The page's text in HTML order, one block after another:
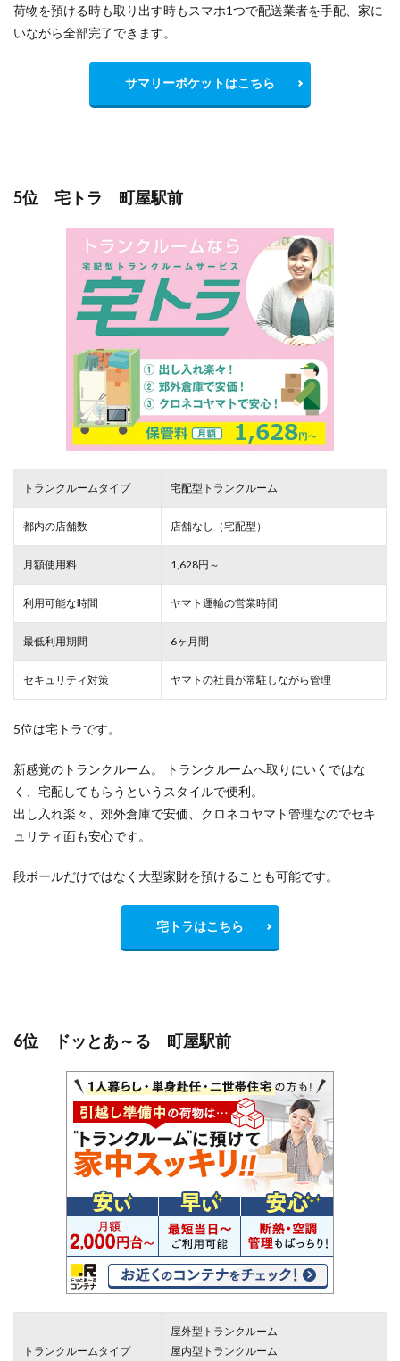
荷物を預ける時も取り出す時もスマホ1つで配送業者を手配、家に
いながら全部完了できます。
サマリーポケットはこちら
5位 宅トラ 町屋駅前
トランクルームタイプ 宅配型トランクルーム
都内の店舗数 店舗なし（宅配型）
月額使用料 1,628円～
利用可能な時間 ヤマト運輸の営業時間
最低利用期間 6ヶ月間
セキュリティ対策 ヤマトの社員が常駐しながら管理
5位は宅トラです。
新感覚のトランクルーム。 トランクルームへ取りにいくではな
く、宅配してもらうというスタイルで便利。
出し入れ楽々、郊外倉庫で安価、クロネコヤマト管理なのでセキ
ュリティ面も安心です。
段ボールだけではなく大型家財を預けることも可能です。
宅トラはこちら
6位 ドッとあ～る 町屋駅前
トランクルームタイプ
屋外型トランクルーム
屋内型トランクルーム